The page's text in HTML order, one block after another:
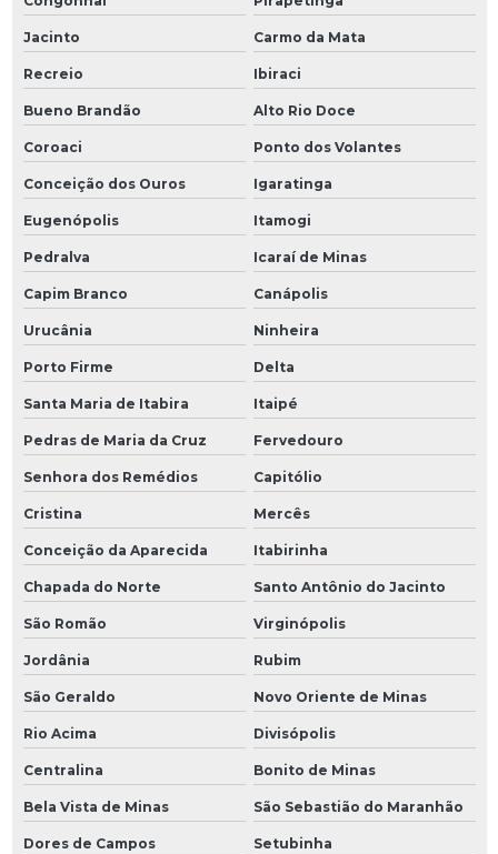
Jacinto Carmo da Mata
Recreio Ibiraci
Bueno Brandão Alto Rio Doce
Coroaci Ponto dos Volantes
Conceição dos Ouros Igaratinga
Eugenópolis Itamogi
Pedralva Icaraí de Minas
Capim Branco Canápolis
Urucânia Ninheira
Porto Firme Delta
Santa Maria de Itabira Itaipé
Pedras de Maria da Cruz Fervedouro
Senhora dos Remédios Capitólio
Cristina Mercês
Conceição da Aparecida Itabirinha
Chapada do Norte Santo Antônio do Jacinto
São Romão Virginópolis
Jordânia Rubim
São Geraldo Novo Oriente de Minas
Rio Acima Divisópolis
Centralina Bonito de Minas
Bela Vista de Minas São Sebastião do Maranhão
Dores de Campos Setubinha